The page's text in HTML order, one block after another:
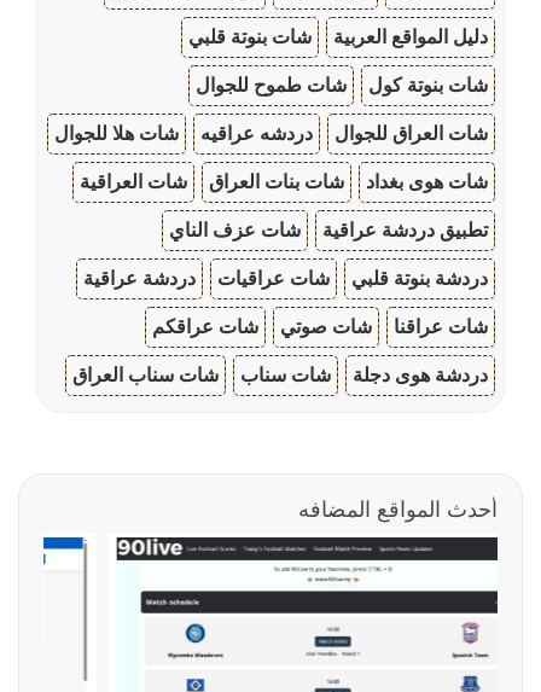
دليل المواقع العربية شات بنوتة قلبي
شات بنوتة كول شات طموح للجوال
شات العراق للجوال دردشه عراقيه شات هلا للجوال
شات هوى بغداد شات بنات العراق شات العراقية
تطبيق دردشة عراقية شات عزف الناي
دردشة بنوتة قلبي شات عراقيات دردشة عراقية
شات عراقنا شات صوتي شات عراقكم
دردشة هوى دجلة شات سناب شات سناب العراق
أحدث المواقع المضافه